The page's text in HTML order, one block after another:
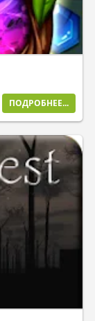
ПОДРОБНЕЕ...